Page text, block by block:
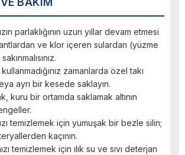
parlaklığının uzun yıllar devam etmesi
ve klor içeren sulardan (yüzme
zamanlarda özel takı
ayrı bir kesede saklayın.
kuru bir ortamda saklamak altının
temizlemek için yumuşak bir bezle silin;
kaçının.
temizlemek için ılık su ve sıvı deterjan